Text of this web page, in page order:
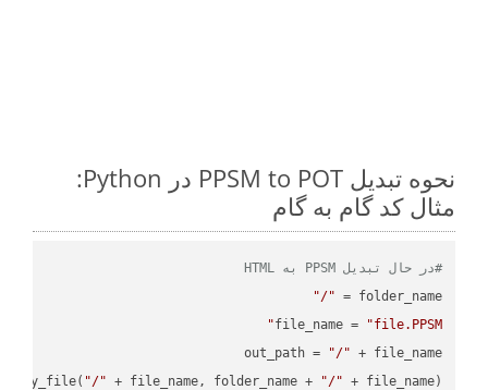
نحوه تبدیل PPSM to POT در Python:
مثال کد گام به گام
#در حال تبدیل PPSM به HTML
folder_name =
"/"
file_name =
"file.PPSM"
out_path =
"/"
"/" + file_name, folder_name +
"/"